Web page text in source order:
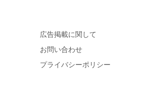
広告掲載に関して
お問い合わせ
プライバシーポリシー